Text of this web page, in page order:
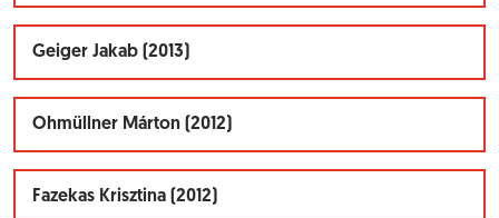
Geiger Jakab (2013)
Ohmüllner Márton (2012)
Fazekas Krisztina (2012)